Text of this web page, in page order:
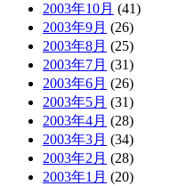
2003年10月 (41)
2003年9月 (26)
2003年8月 (25)
2003年7月 (31)
2003年6月 (26)
2003年5月 (31)
2003年4月 (28)
2003年3月 (34)
2003年2月 (28)
2003年1月 (20)